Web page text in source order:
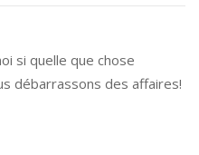
si quelle que chose
débarrassons des affaires!